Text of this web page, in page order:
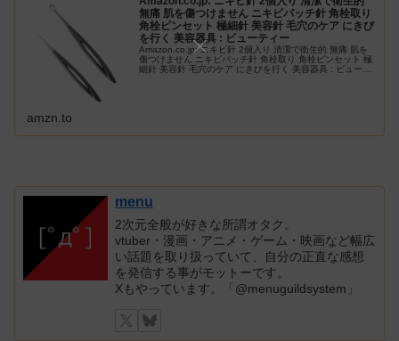
無痛 肌を傷つけません ニキビパッチ針 角栓取り
角栓ピンセット 極細針 美容針 毛穴のケア にきび
を行く 美容器具 : ビューティー
Amazon.co.jp: ニキビ針 2個入り 清潔で衛生的 無痛 肌を
傷つけません ニキビパッチ針 角栓取り 角栓ピンセット 極
細針 美容針 毛穴のケア にきびを行く 美容器具 : ビューテ
amzn.to
menu
2次元全般が好きな所謂オタク。
vtuber・漫画・アニメ・ゲーム・映画など幅広
い話題を取り扱っていて、自分の正直な感想
を発信する事がモットーです。
Xもやっています。「@menuguildsystem」